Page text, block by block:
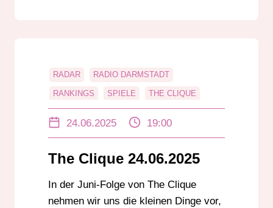
RADAR RADIO DARMSTADT
RANKINGS SPIELE THE CLIQUE
24.06.2025 19:00
The Clique 24.06.2025
In der Juni-Folge von The Clique
nehmen wir uns die kleinen Dinge vor,